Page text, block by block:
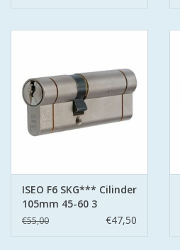
ISEO F6 SKG*** Cilinder
105mm 45-60 3
sleutels
€55,00 €47,50